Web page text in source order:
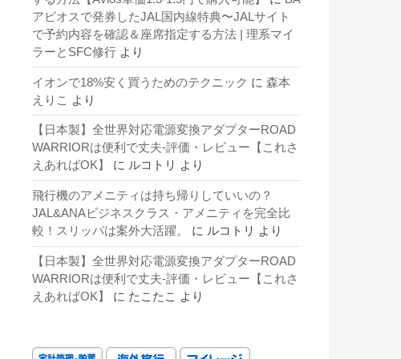
アビオスで発券したJAL国内線特典〜JALサイト
で予約内容を確認＆座席指定する方法 | 理系マイ
ラーとSFC修行 より
イオンで18%安く買うためのテクニック に 森本
えりこ
より
【日本製】全世界対応電源変換アダプターROAD
WARRIORは便利で丈夫-評価・レビュー【これさ
えあればOK】
に ルコトリ より
飛行機のアメニティは持ち帰りしていいの？
JAL&ANAビジネスクラス・アメニティを完全比
較！スリッパは案外大活躍。
に ルコトリ より
【日本製】全世界対応電源変換アダプターROAD
WARRIORは便利で丈夫-評価・レビュー【これさ
えあればOK】
に たこたこ より